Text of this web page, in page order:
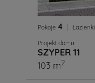
Pokoje 4 Łazienki
Projekt domu
SZYPER 11
103 m2